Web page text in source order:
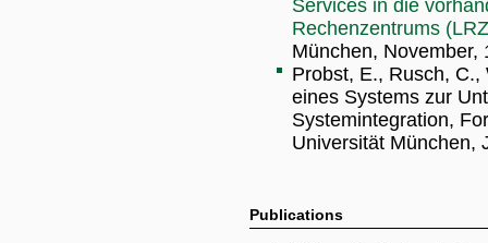
Services in die
Rechenzentrums
München, November,
Probst, E., Rusch,
eines Systems zur
Systemintegration,
Universität München,
Publications